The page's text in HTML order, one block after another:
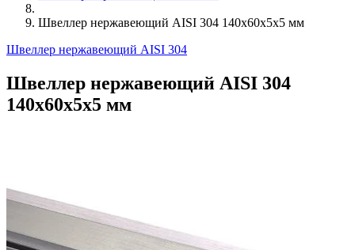
Швеллер нержавеющий AISI 304 140х60х5х5 мм
Швеллер нержавеющий AISI 304
Швеллер нержавеющий AISI 304
140х60х5х5 мм